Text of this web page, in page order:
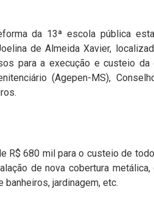
da 13ª escola pública
de Almeida Xavier,
para a execução e custeio
(Agepen-MS),
R$ 680 mil para o custeio de
de nova cobertura
banheiros, jardinagem, etc.